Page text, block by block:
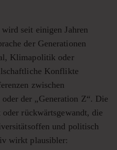
seit einigen Jahren
der Generationen
Klimapolitik oder
Konflikte
zwischen
der „Generation Z“. Die
rückwärtsgewandt, die
und politisch
wirkt plausibler: